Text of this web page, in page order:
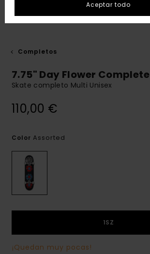
Completos
7.75" Day Flower Complete
Skate completo Multi Unisex
110,00 €
Color Assorted
1SZ
¡Quedan muy pocas!
Aceptar todo